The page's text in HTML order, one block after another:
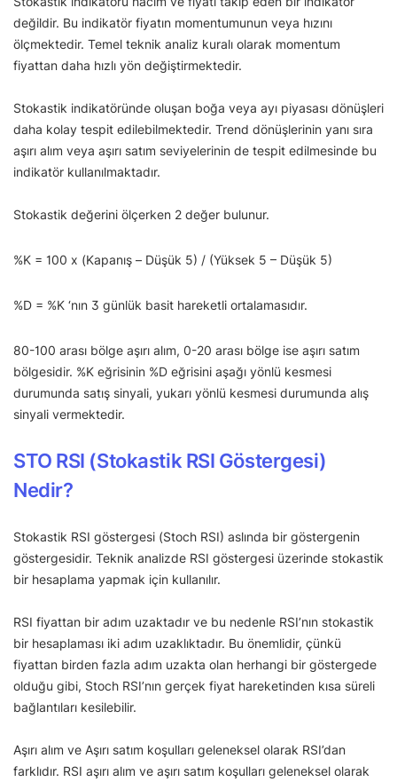
değildir. Bu indikatör fiyatın momentumunun veya hızını
ölçmektedir. Temel teknik analiz kuralı olarak momentum
fiyattan daha hızlı yön değiştirmektedir.
Stokastik indikatöründe oluşan boğa veya ayı piyasası dönüşleri
daha kolay tespit edilebilmektedir. Trend dönüşlerinin yanı sıra
aşırı alım veya aşırı satım seviyelerinin de tespit edilmesinde bu
indikatör kullanılmaktadır.
Stokastik değerini ölçerken 2 değer bulunur.
%K = 100 x (Kapanış – Düşük 5) / (Yüksek 5 – Düşük 5)
%D = %K ‘nın 3 günlük basit hareketli ortalamasıdır.
80-100 arası bölge aşırı alım, 0-20 arası bölge ise aşırı satım
bölgesidir. %K eğrisinin %D eğrisini aşağı yönlü kesmesi
durumunda satış sinyali, yukarı yönlü kesmesi durumunda alış
sinyali vermektedir.
STO RSI (Stokastik RSI Göstergesi)
Nedir?
Stokastik RSI göstergesi (Stoch RSI) aslında bir göstergenin
göstergesidir. Teknik analizde RSI göstergesi üzerinde stokastik
bir hesaplama yapmak için kullanılır.
RSI fiyattan bir adım uzaktadır ve bu nedenle RSI’nın stokastik
bir hesaplaması iki adım uzaklıktadır. Bu önemlidir, çünkü
fiyattan birden fazla adım uzakta olan herhangi bir göstergede
olduğu gibi, Stoch RSI’nın gerçek fiyat hareketinden kısa süreli
bağlantıları kesilebilir.
Aşırı alım ve Aşırı satım koşulları geleneksel olarak RSI’dan
farklıdır. RSI aşırı alım ve aşırı satım koşulları geleneksel olarak